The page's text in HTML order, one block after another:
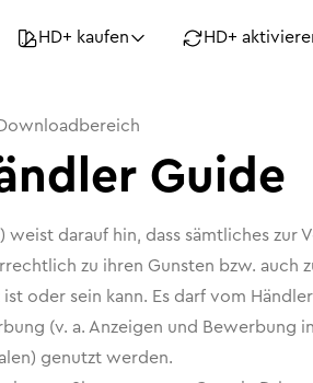
HD+ kaufen HD+
Guide
weist darauf hin, dass sämtliches zur
zu ihren Gunsten bzw. auch
oder sein kann. Es darf vom
(v. a. Anzeigen und Bewerbung
genutzt werden.